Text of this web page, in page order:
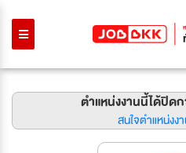
ตำแหน่งงานนี้ได้ปิด
สนใจตำแหน่ง